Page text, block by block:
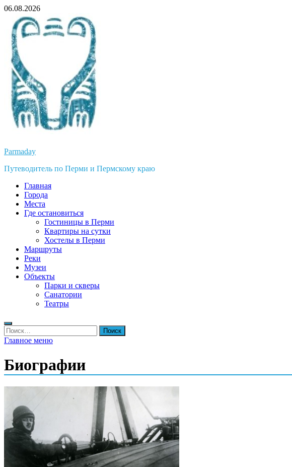
Перейти
содержимому
06.08.2026
Parmaday
Путеводитель по Перми и Пермскому краю
Главная
Города
Места
Где остановиться
Гостиницы в Перми
Квартиры на сутки
Хостелы в Перми
Маршруты
Реки
Музеи
Объекты
Парки и скверы
Санатории
Театры
Найти:
Главное меню
Биографии